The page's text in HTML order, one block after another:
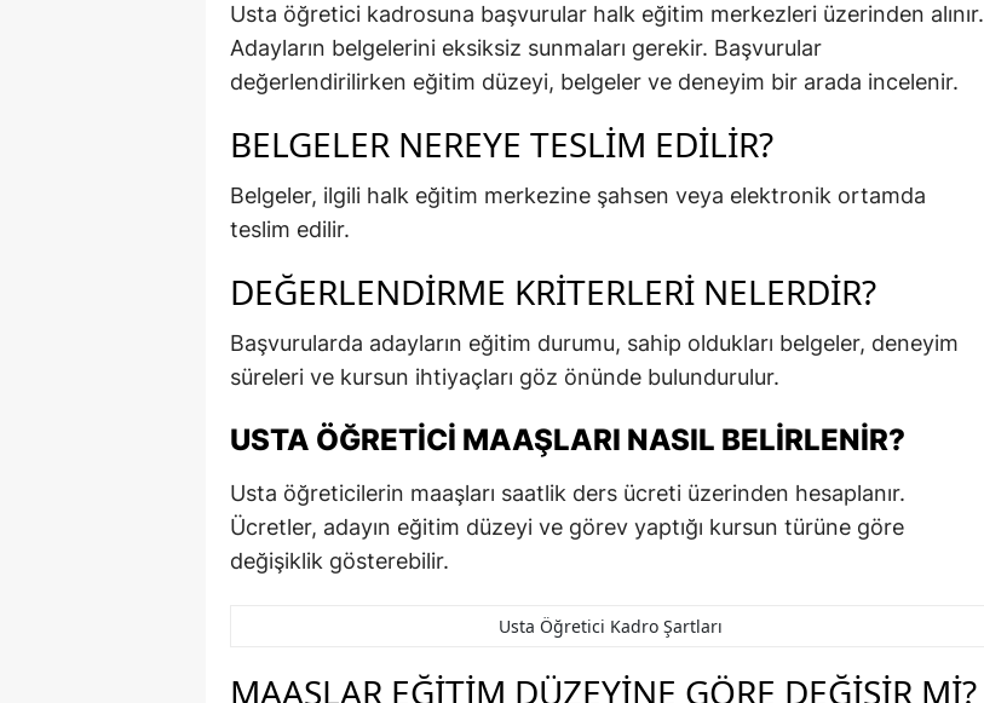
Usta öğretici kadrosuna başvurular halk eğitim merkezleri üzerinden alınır.
Adayların belgelerini eksiksiz sunmaları gerekir. Başvurular
değerlendirilirken eğitim düzeyi, belgeler ve deneyim bir arada incelenir.
BELGELER NEREYE TESLIM EDILIR?
Belgeler, ilgili halk eğitim merkezine şahsen veya elektronik ortamda
teslim edilir.
DEĞERLENDIRME KRITERLERI NELERDIR?
Başvurularda adayların eğitim durumu, sahip oldukları belgeler, deneyim
süreleri ve kursun ihtiyaçları göz önünde bulundurulur.
USTA ÖĞRETICI MAAŞLARI NASIL BELIRLENIR?
Usta öğreticilerin maaşları saatlik ders ücreti üzerinden hesaplanır.
Ücretler, adayın eğitim düzeyi ve görev yaptığı kursun türüne göre
değişiklik gösterebilir.
Usta Öğretici Kadro Şartları
MAAŞLAR EĞITIM DÜZEYINE GÖRE DEĞIŞIR MI?